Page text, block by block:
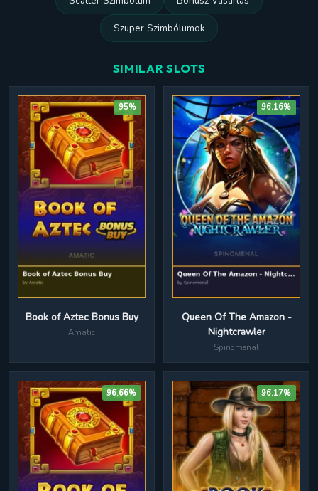
Szuper Szimbólumok
SIMILAR SLOTS
95%
Book of Aztec Bonus Buy
Amatic
96.16%
Queen Of The Amazon -
Nightcrawler
Spinomenal
96.66% 96.17%